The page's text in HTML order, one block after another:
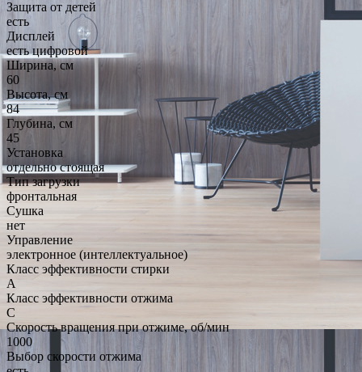
Защита от детей
есть
Дисплей
есть цифровой
Ширина, см
60
Высота, см
84
Глубина, см
45
Установка
отдельно стоящая
Тип загрузки
фронтальная
Сушка
нет
Управление
электронное (интеллектуальное)
Класс эффективности стирки
A
Класс эффективности отжима
C
Скорость вращения при отжиме, об/мин
1000
Выбор скорости отжима